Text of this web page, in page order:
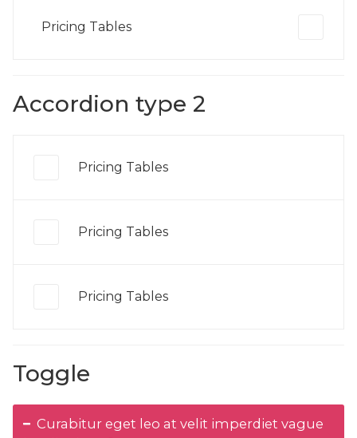
Pricing Tables
Accordion type 2
Pricing Tables
Pricing Tables
Pricing Tables
Toggle
Curabitur eget leo at velit imperdiet vague